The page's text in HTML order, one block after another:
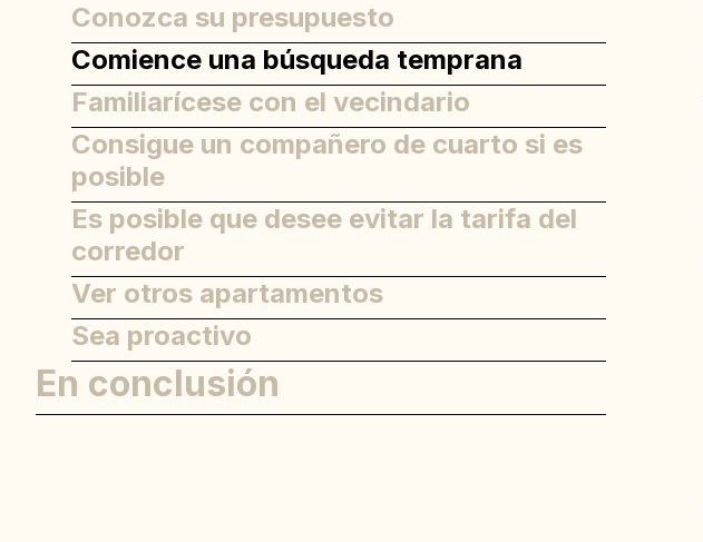
Conozca su presupuesto
Comience una búsqueda temprana
Familiarícese con el vecindario
Consigue un compañero de cuarto si es
posible
Es posible que desee evitar la tarifa del
corredor
Ver otros apartamentos
Sea proactivo
En conclusión